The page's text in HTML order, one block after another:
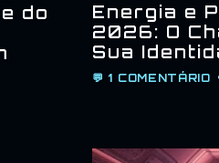
do
Energia e
2026: O
Sua
💬1 COMENTÁRIO